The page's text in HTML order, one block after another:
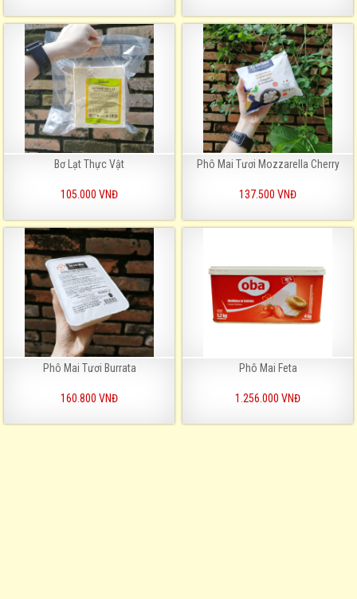
Bơ Lạt Thực Vật
105.000 VNĐ
Phô Mai Tươi Mozzarella Cherry
137.500 VNĐ
Phô Mai Tươi Burrata
160.800 VNĐ
Phô Mai Feta
1.256.000 VNĐ